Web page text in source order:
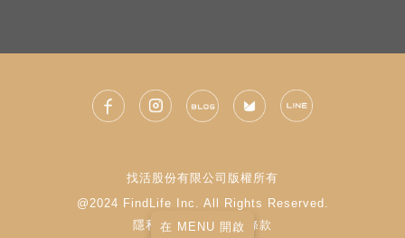
在 MENU 開啟
找活股份有限公司版權所有
@2024 FindLife Inc. All Rights Reserved.
隱私權政策
| 使用條款